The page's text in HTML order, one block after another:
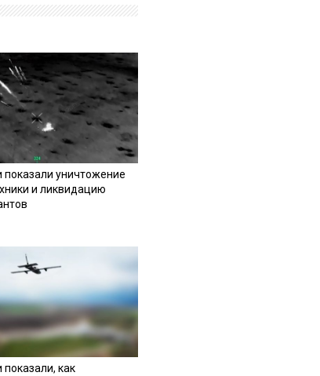
показали уничтожение
и ликвидацию
показали, как